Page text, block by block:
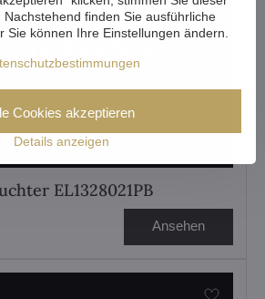
EL1328021PB
Ansehen
Nachstehend finden Sie ausführliche
Sie können Ihre Einstellungen ändern.
Details anzeigen
Cookies akzeptieren